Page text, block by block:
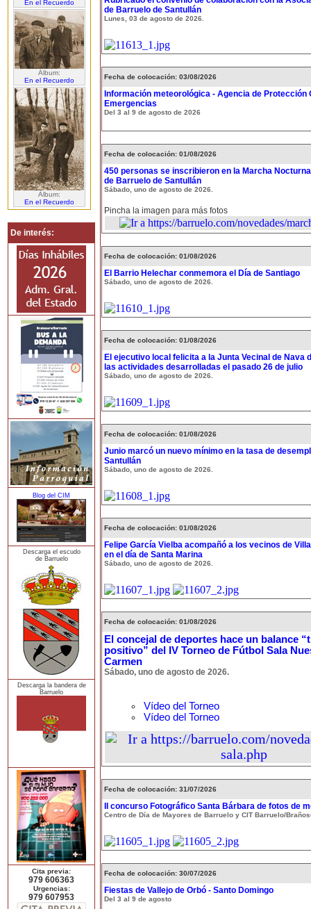
En el Recuerdo
Álbum:
En el Recuerdo
Álbum:
En el Recuerdo
De interés:
Blog del CIM
Descarga el escudo
de Barruelo
Descarga la bandera de
Barruelo
Cita previa:
979 606363
Urgencias:
979 607953
de Barruelo de Santullán
Lunes, 03 de agosto de 2026.
Fecha de colocación: 03/08/2026
Información meteorológica - Agencia de Protección
Emergencias
Del 3 al 9 de agosto de 2026
Fecha de colocación: 01/08/2026
450 personas se inscribieron en la Marcha
de Barruelo de Santullán
Sábado, uno de agosto de 2026.
Pincha la imagen para más fotos
Fecha de colocación: 01/08/2026
El Barrio Helechar conmemora el Día de Santiago
Sábado, uno de agosto de 2026.
Fecha de colocación: 01/08/2026
El ejecutivo local felicita a la Junta Vecinal de Nava
las actividades desarrolladas el pasado 26 de julio
Sábado, uno de agosto de 2026.
Fecha de colocación: 01/08/2026
Junio marcó un nuevo mínimo en la tasa de
Santullán
Sábado, uno de agosto de 2026.
Fecha de colocación: 01/08/2026
Felipe García Vielba acompañó a los vecinos de
en el día de Santa Marina
Sábado, uno de agosto de 2026.
Fecha de colocación: 01/08/2026
El concejal de deportes hace un balance
positivo” del IV Torneo de Fútbol Sala
Carmen
Sábado, uno de agosto de 2026.
Vídeo del Torneo
Vídeo del Torneo
Fecha de colocación: 31/07/2026
II concurso Fotográfico Santa Bárbara de fotos de
Centro de Día de Mayores de Barruelo y CIT Barruelo/
Fecha de colocación: 30/07/2026
Fiestas de Vallejo de Orbó - Santo Domingo
Del 3 al 9 de agosto